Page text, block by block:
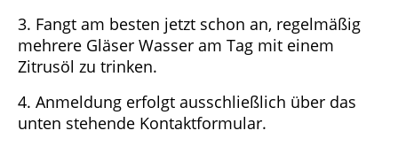
3. Fangt am besten jetzt schon an, regelmäßig
mehrere Gläser Wasser am Tag mit einem
Zitrusöl zu trinken.
4. Anmeldung erfolgt ausschließlich über das
unten stehende Kontaktformular.